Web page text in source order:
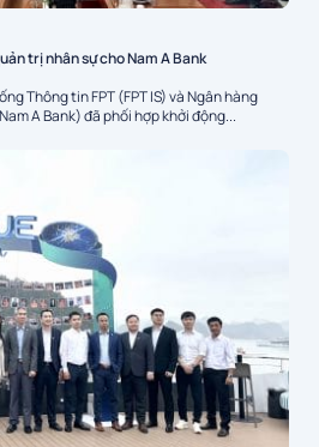
trị nhân sự cho Nam A Bank
Thông tin FPT (FPT IS) và Ngân hàng
A Bank) đã phối hợp khởi động...